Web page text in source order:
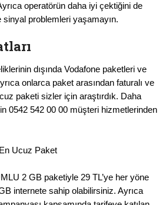
operatörün daha iyi çektiğini de
sinyal problemleri yaşamayın.
dışında Vodafone paketleri ve
onlarca paket arasından faturalı ve
paketi sizler için araştırdık. Daha
0542 542 00 00 müşteri hizmetlerinden
Ucuz Paket
2 GB paketiyle 29 TL’ye her yöne
internete sahip olabilirsiniz. Ayrıca